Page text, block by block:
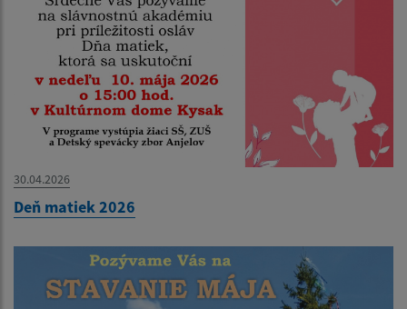
30.04.2026
Deň matiek 2026